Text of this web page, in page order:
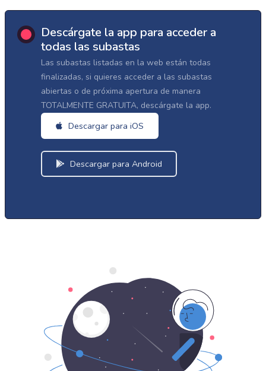
Descárgate la app para acceder a
todas las subastas
Las subastas listadas en la web están todas
finalizadas, si quieres acceder a las subastas
abiertas o de próxima apertura de manera
TOTALMENTE GRATUITA, descárgate la app.
Descargar para iOS
Descargar para Android